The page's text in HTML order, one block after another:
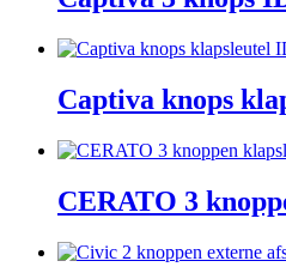
Captiva knops
CERATO 3